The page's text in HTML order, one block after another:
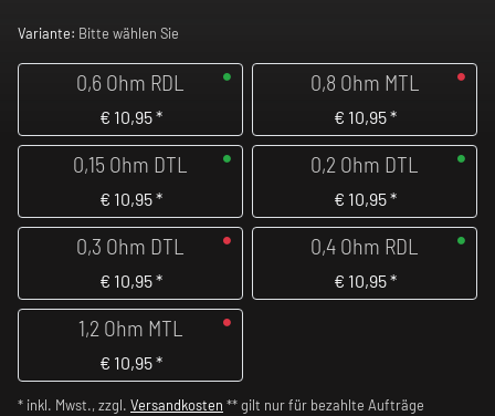
Variante: Bitte wählen Sie
0,6 Ohm RDL
€ 10,95*
0,8 Ohm MTL
€ 10,95*
0,15 Ohm DTL
€ 10,95*
0,2 Ohm DTL
€ 10,95*
0,3 Ohm DTL
€ 10,95*
0,4 Ohm RDL
€ 10,95*
1,2 Ohm MTL
€ 10,95*
* inkl. Mwst., zzgl. Versandkosten ** gilt nur für bezahlte Aufträge